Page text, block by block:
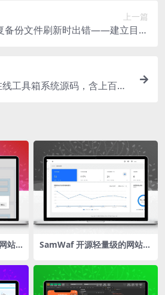
上一篇
备份文件刷新时出错——建立目录
工具箱系统源码，含上百款
站
SamWaf 开源轻量级的网站应